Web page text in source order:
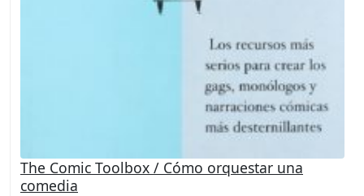
The Comic Toolbox / Cómo orquestar una
comedia